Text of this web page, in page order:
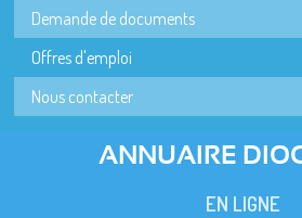
Demande de documents
Offres d'emploi
Nous contacter
ANNUAIRE
EN LIGNE